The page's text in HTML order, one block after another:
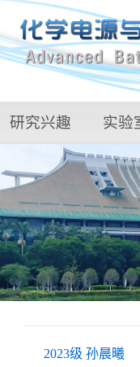
研究兴趣 实验
2023级 孙晨曦